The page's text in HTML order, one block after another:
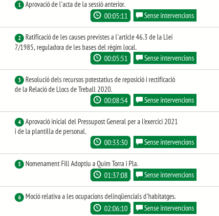
1 Aprovació de l'acta de la sessió anterior.
00:05:11 Sense intervencions
2
Ratificació de les causes previstes a l'article 46.3 de la Llei
7/1985, reguladora de les bases del règim local.
00:05:51 Sense intervencions
3
Resolució dels recursos potestatius de reposició i rectificació
de la Relació de Llocs de Treball 2020.
00:08:54 Sense intervencions
4
Aprovació inicial del Pressupost General per a l'exercici 2021
i de la plantilla de personal.
00:33:30 Sense intervencions
5 Nomenament Fill Adoptiu a Quim Torra i Pla.
01:37:08 Sense intervencions
6 Moció relativa a les ocupacions delinqüencials d'habitatges.
02:06:10 Sense intervencions